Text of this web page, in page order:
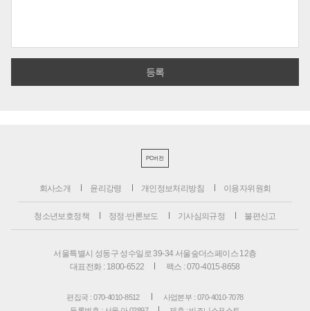
PC버전
회사소개 윤리강령 개인정보처리방침 이용자위원회
청소년보호정책 정정·반론보도 기사심의규정 불편신고
서울특별시 성동구 성수일로 39-34 서울숲더스페이스 12층
대표전화 : 1800-6522
팩스 : 070-4015-8658
편집국 : 070-4010-8512
사업본부 : 070-4010-7078